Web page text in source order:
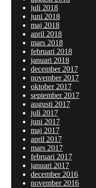
juli 2018
juni 2018
maj 2018
april 2018
mars 2018
februari 2018
januari 2018
december 2017
november 2017
oktober 2017
september 2017
augusti 2017
juli 2017
juni 2017
maj 2017
april 2017
mars 2017
februari 2017
januari 2017
december 2016
november 2016